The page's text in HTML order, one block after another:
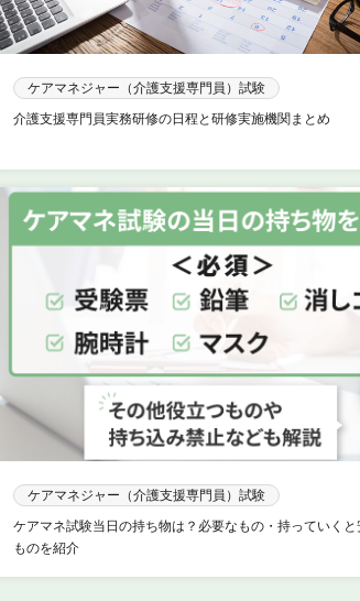
ケアマネジャー（介護支援専門員）試験
介護支援専門員実務研修の日程と研修実施機関まとめ
ケアマネジャー（介護支援専門員）試験
ケアマネ試験当日の持ち物は？必要なもの・持っていくと
ものを紹介